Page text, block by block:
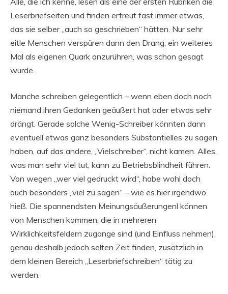
Leserbriefseiten und finden erfreut fast immer etwas,
das sie selber „auch so geschrieben“ hätten. Nur sehr
eitle Menschen verspüren dann den Drang, ein weiteres
Mal als eigenen Quark anzurühren, was schon gesagt
wurde.
Manche schreiben gelegentlich – wenn eben doch noch
niemand ihren Gedanken geäußert hat oder etwas sehr
drängt. Gerade solche Wenig-Schreiber könnten dann
eventuell etwas ganz besonders Substantielles zu sagen
haben, auf das andere, „Vielschreiber“, nicht kamen. Alles,
was man sehr viel tut, kann zu Betriebsblindheit führen.
Von wegen „wer viel gedruckt wird“, habe wohl doch
auch besonders „viel zu sagen“ – wie es hier irgendwo
hieß. Die spannendsten Meinungsäußerungenl können
von Menschen kommen, die in mehreren
Wirklichkeitsfeldern zugange sind (und Einfluss nehmen),
genau deshalb jedoch selten Zeit finden, zusätzlich in
dem kleinen Bereich „Leserbriefschreiben“ tätig zu
werden.